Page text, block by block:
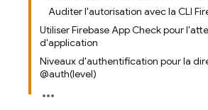
Auditer l'autorisation avec la CLI
Utiliser Firebase App Check pour
d'application
Niveaux d'authentification pour la
@auth(level)